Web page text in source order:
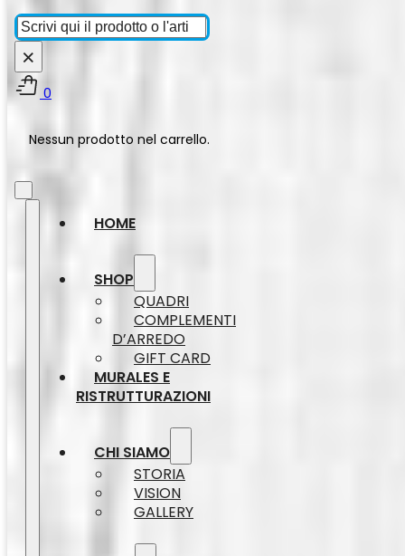
Cerca
×
0
Nessun prodotto nel carrello.
HOME
SHOP
QUADRI
COMPLEMENTI
D’ARREDO
GIFT CARD
MURALES E
RISTRUTTURAZIONI
CHI SIAMO
STORIA
VISION
GALLERY